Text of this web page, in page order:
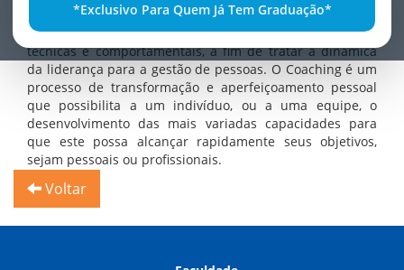
*Exclusivo Para Quem Já Tem Graduação*
Pessoas busca aprimorar o conhecimento de
profissionais para o desenvolvimento de competências
técnicas e comportamentais, a fim de tratar a dinâmica
da liderança para a gestão de pessoas. O Coaching é um
processo de transformação e aperfeiçoamento pessoal
que possibilita a um indivíduo, ou a uma equipe, o
desenvolvimento das mais variadas capacidades para
que este possa alcançar rapidamente seus objetivos,
sejam pessoais ou profissionais.
Voltar